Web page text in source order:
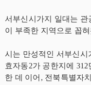
서부신시가지 일대는
이 부족한 지역으로 꼽
시는 만성적인 서부신시
효자동2가 공한지에
한 데 이어, 전북특별자